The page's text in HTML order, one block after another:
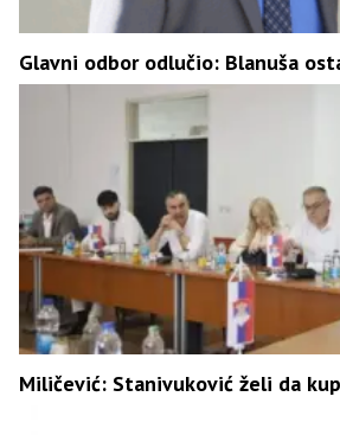
Glavni odbor odlučio: Blanuša
Miličević: Stanivuković želi da